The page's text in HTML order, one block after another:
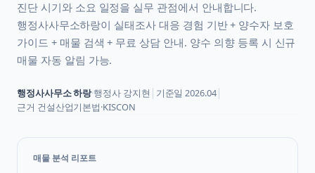
진단 시기와 소요 일정을 실무 관점에서 안내합니다.
행정사사무소하랑이 실태조사 대응 경험 기반 + 양수자 보호
가이드 + 매물 검색 + 무료 상담 안내. 양수 의향 등록 시 신규
매물 자동 알림 가능.
행정사사무소 하랑·행정사 강지현 기준일2026.04│
근거 건설산업기본법·KISCON
매물 분석 리포트